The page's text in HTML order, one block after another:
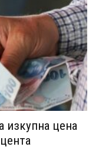
изкупна цена